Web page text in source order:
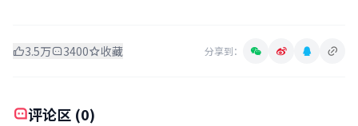
3.5万 3400 收藏 分享到：
评论区 (0)